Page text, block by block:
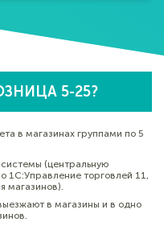
5-25?
в магазинах группами по 5
(центральную
1С:Управление торговлей 11,
магазинов).
в магазины и в одно